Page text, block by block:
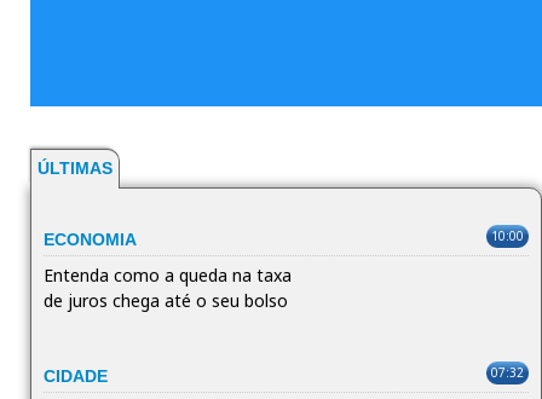
ÚLTIMAS
ECONOMIA 10:00
Entenda como a queda na taxa
de juros chega até o seu bolso
CIDADE 07:32